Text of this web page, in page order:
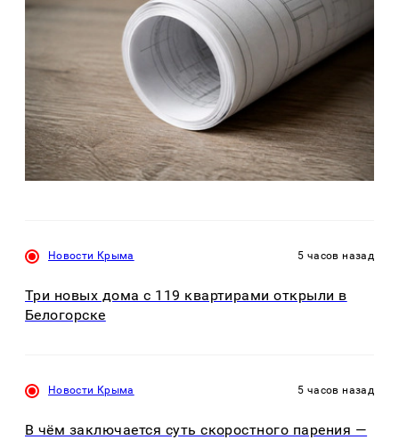
Новости Крыма 5 часов назад
Три новых дома с 119 квартирами открыли в
Белогорске
Новости Крыма 5 часов назад
В чём заключается суть скоростного парения —